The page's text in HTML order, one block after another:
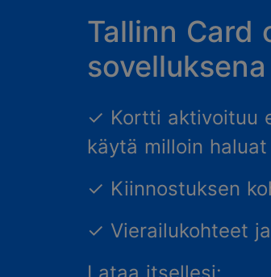
Tallinn Card
sovelluksena
✓ Kortti aktivoituu
käytä milloin haluat
✓ Kiinnostuksen
✓ Vierailukohteet